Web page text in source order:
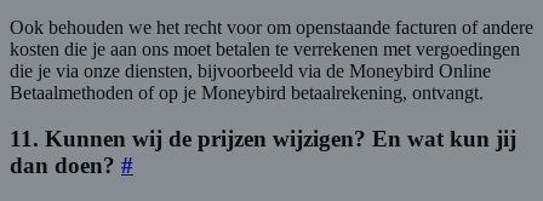
Ook behouden we het recht voor om openstaande facturen of andere
kosten die je aan ons moet betalen te verrekenen met vergoedingen
die je via onze diensten, bijvoorbeeld via de Moneybird Online
Betaalmethoden of op je Moneybird betaalrekening, ontvangt.
11. Kunnen wij de prijzen wijzigen? En wat kun jij
dan doen? #